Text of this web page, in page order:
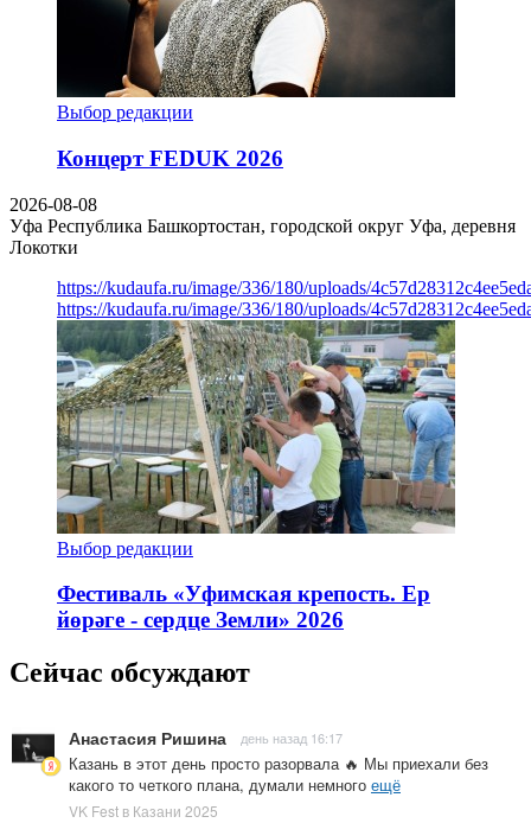
Выбор редакции
Концерт FEDUK 2026
2026-08-08
Уфа Республика Башкортостан, городской округ Уфа, деревня
Локотки
https://kudaufa.ru/image/336/180/uploads/
https://kudaufa.ru/image/336/180/uploads/
Выбор редакции
Фестиваль «Уфимская крепость. Ер
йөрәге - сердце Земли» 2026
Сейчас обсуждают
Анастасия Ришина день назад 16:17
Казань в этот день просто разорвала 🔥 Мы приехали без
какого то четкого плана, думали немного ещё
VK Fest в Казани 2025